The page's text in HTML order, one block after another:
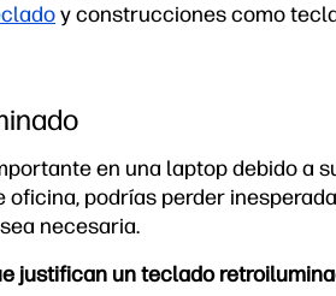
y construcciones como
en una laptop debido a
podrías perder
necesaria.
justifican un teclado